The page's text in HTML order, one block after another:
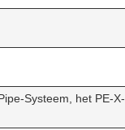
Systeem, het PE-X-